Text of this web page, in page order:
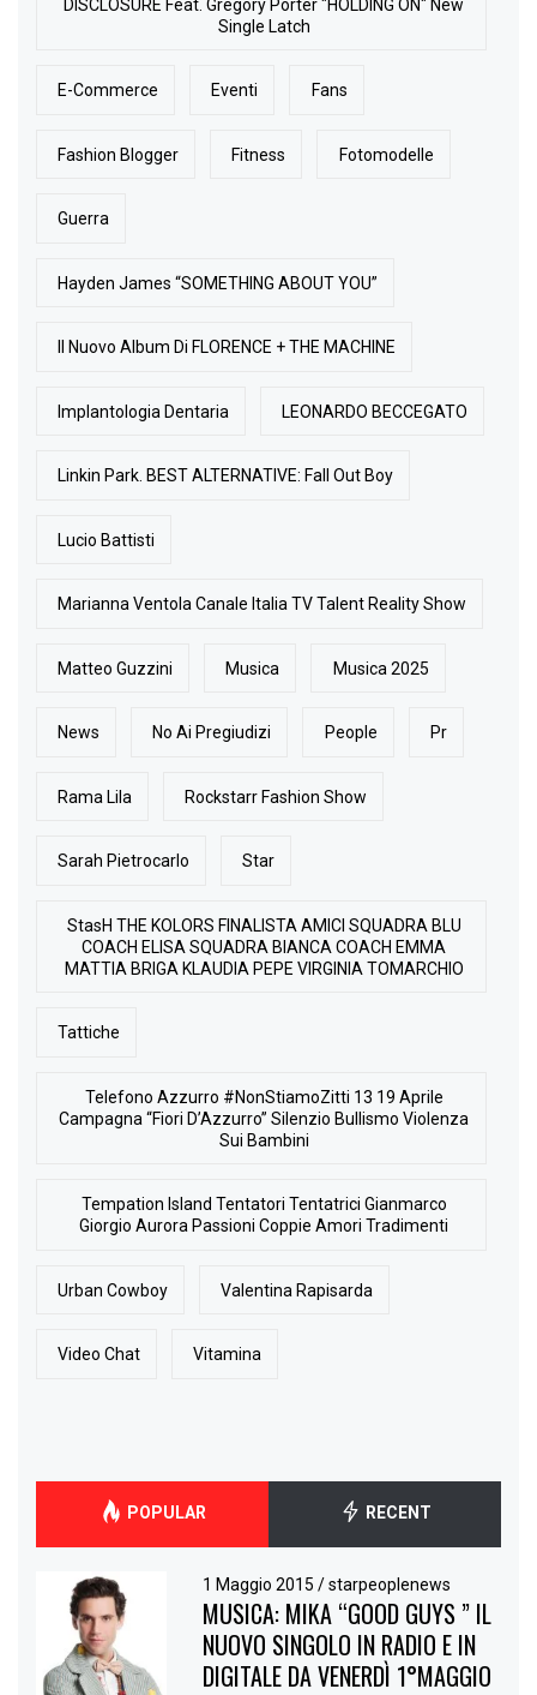
DISCLOSURE Feat. Gregory Porter "HOLDING ON" New
Single Latch
E-Commerce Eventi Fans
Fashion Blogger Fitness Fotomodelle
Guerra
Hayden James “SOMETHING ABOUT YOU”
Il Nuovo Album Di FLORENCE + THE MACHINE
Implantologia Dentaria LEONARDO BECCEGATO
Linkin Park. BEST ALTERNATIVE: Fall Out Boy
Lucio Battisti
Marianna Ventola Canale Italia TV Talent Reality Show
Matteo Guzzini Musica Musica 2025
News No Ai Pregiudizi People Pr
Rama Lila Rockstarr Fashion Show
Sarah Pietrocarlo Star
StasH THE KOLORS FINALISTA AMICI SQUADRA BLU
COACH ELISA SQUADRA BIANCA COACH EMMA
MATTIA BRIGA KLAUDIA PEPE VIRGINIA TOMARCHIO
Tattiche
Telefono Azzurro #NonStiamoZitti 13 19 Aprile
Campagna “Fiori D’Azzurro” Silenzio Bullismo Violenza
Sui Bambini
Tempation Island Tentatori Tentatrici Gianmarco
Giorgio Aurora Passioni Coppie Amori Tradimenti
Urban Cowboy Valentina Rapisarda
Video Chat Vitamina
POPULAR RECENT
1 Maggio 2015/ starpeoplenews
MUSICA: MIKA “GOOD GUYS ” IL
NUOVO SINGOLO IN RADIO E IN
DIGITALE DA VENERDÌ 1°MAGGIO